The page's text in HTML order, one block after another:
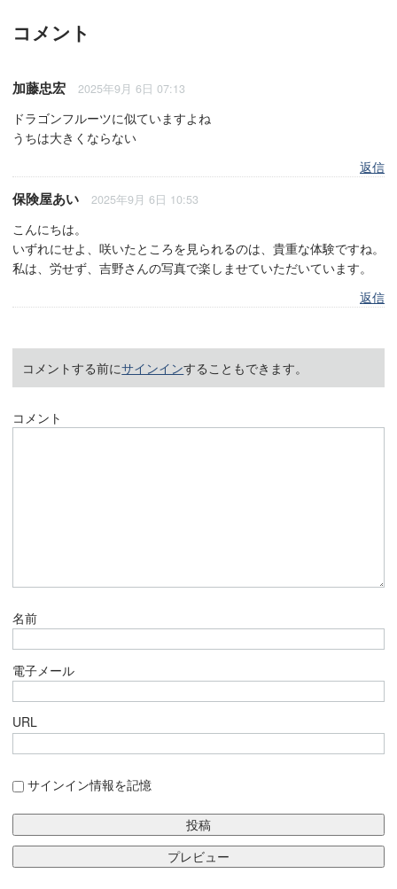
コメント
加藤忠宏 2025年9月 6日 07:13
ドラゴンフルーツに似ていますよね
うちは大きくならない
返信
保険屋あい 2025年9月 6日 10:53
こんにちは。
いずれにせよ、咲いたところを見られるのは、貴重な体験ですね。
私は、労せず、吉野さんの写真で楽しませていただいています。
返信
コメントする前にサインインすることもできます。
コメント
名前
電子メール
URL
サインイン情報を記憶